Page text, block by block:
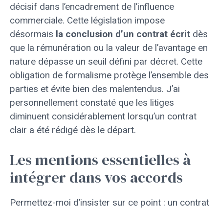
décisif dans l’encadrement de l’influence
commerciale. Cette législation impose
désormais la conclusion d’un contrat écrit dès
que la rémunération ou la valeur de l’avantage en
nature dépasse un seuil défini par décret. Cette
obligation de formalisme protège l’ensemble des
parties et évite bien des malentendus. J’ai
personnellement constaté que les litiges
diminuent considérablement lorsqu’un contrat
clair a été rédigé dès le départ.
Les mentions essentielles à
intégrer dans vos accords
Permettez-moi d’insister sur ce point : un contrat